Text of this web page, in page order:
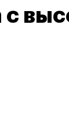
с